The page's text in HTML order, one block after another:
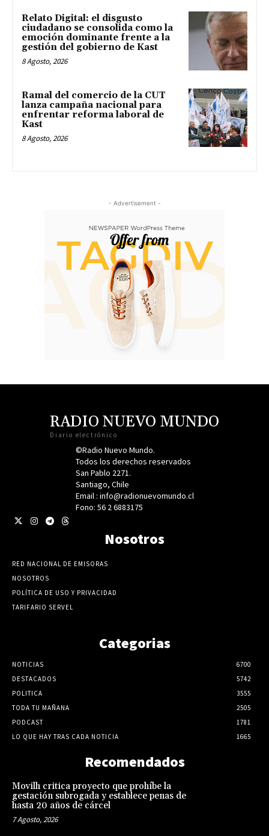
Relato Digital: el disgusto
ciudadano se consolida como la
emoción dominante frente a la
gestión del gobierno de Kast
8 Agosto, 2026
Ramal del comercio de la CUT
lanza campaña nacional para
enfrentar reforma laboral de
Kast
8 Agosto, 2026
- Advertisement -
RADIO NUEVO MUNDO
Diario electrónico
©Radio Nuevo Mundo.
Todos los derechos reservados
San Pablo 2271.
Santiago, Chile
Email : info@radionuevomundo.cl
Fono: 56 2 6883175
Nosotros
RED NACIONAL DE EMISORAS
NOSOTROS
POLÍTICA DE USO Y PRIVACIDAD
TARIFARIO SERVEL
Categorias
NOTICIAS
6700
DESTACADOS
5742
POLITICA
3555
TODA TU MAÑANA
2505
PODCAST
1781
LO QUE HAY TRAS CADA NOTICIA
1665
Recomendados
Movilh critica proyecto que prohíbe la
gestación subrogada y establece penas de
hasta 20 años de cárcel
7 Agosto, 2026